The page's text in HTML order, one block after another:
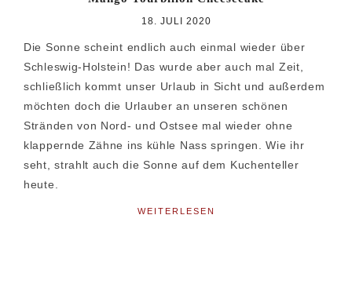
18. JULI 2020
Die Sonne scheint endlich auch einmal wieder über
Schleswig-Holstein! Das wurde aber auch mal Zeit,
schließlich kommt unser Urlaub in Sicht und außerdem
möchten doch die Urlauber an unseren schönen
Stränden von Nord- und Ostsee mal wieder ohne
klappernde Zähne ins kühle Nass springen. Wie ihr
seht, strahlt auch die Sonne auf dem Kuchenteller
heute.
WEITERLESEN